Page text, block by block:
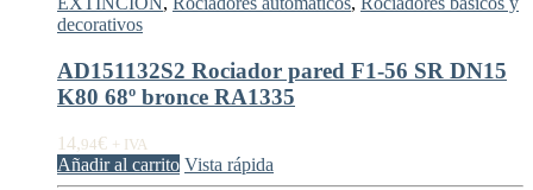
decorativos
AD151132S2 Rociador pared F1-56 SR DN15
K80 68º bronce RA1335
14,94€ + IVA
Añadir al carrito Vista rápida